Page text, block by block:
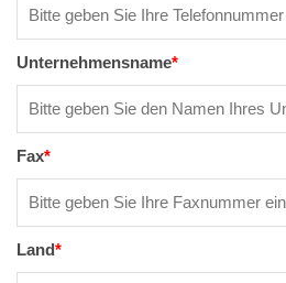
Unternehmensname*
Fax*
Land*